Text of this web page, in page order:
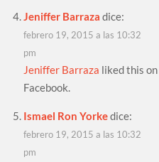
Jeniffer Barraza dice:
febrero 19, 2015 a las 10:32
pm
Jeniffer Barraza liked this on
Facebook.
Ismael Ron Yorkedice:
febrero 19, 2015 a las 10:32
pm